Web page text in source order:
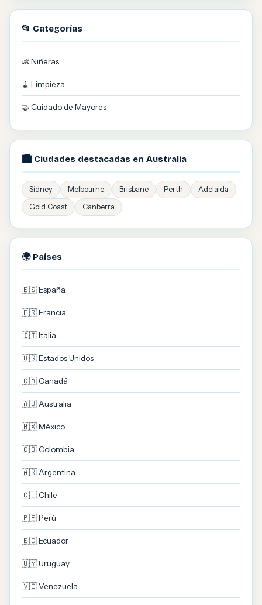
📂 Categorías
👶 Niñeras
🧹 Limpieza
🤝 Cuidado de Mayores
🏙️ Ciudades destacadas en Australia
Sídney Melbourne Brisbane Perth
Adelaida
Gold Coast
Canberra
🌍 Países
🇪🇸 España
🇫🇷 Francia
🇮🇹 Italia
🇺🇸 Estados Unidos
🇨🇦 Canadá
🇦🇺 Australia
🇲🇽 México
🇨🇴 Colombia
🇦🇷 Argentina
🇨🇱 Chile
🇵🇪 Perú
🇪🇨 Ecuador
🇺🇾 Uruguay
🇻🇪 Venezuela